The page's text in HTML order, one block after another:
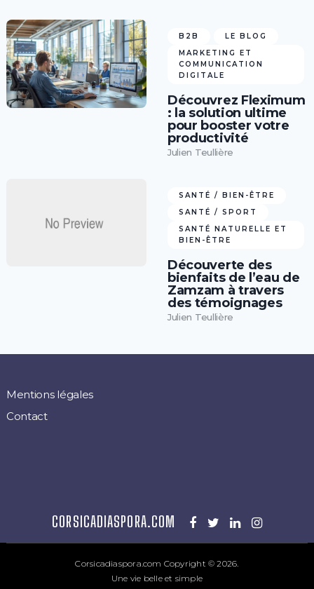
B2B
LE BLOG
MARKETING ET
COMMUNICATION
DIGITALE
Découvrez Fleximum
: la solution ultime
pour booster votre
productivité
Julien Teullière
SANTÉ / BIEN-ÊTRE
SANTÉ / SPORT
SANTÉ NATURELLE ET
BIEN-ÊTRE
Découverte des
bienfaits de l’eau de
Zamzam à travers
des témoignages
Julien Teullière
Mentions légales
Contact
CORSICADIASPORA.COM
Corsicadiaspora.com Copyright © 2026.
Une vie belle et simple